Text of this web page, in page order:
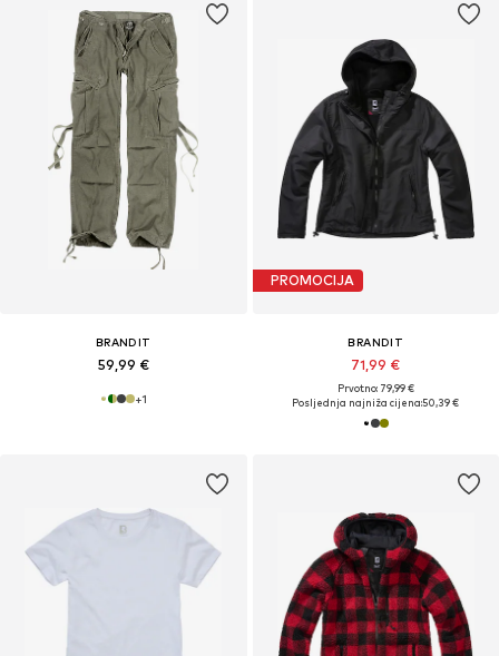
BRANDIT
59,99 €
+1
PROMOCIJA
BRANDIT
71,99 €
Prvotno: 79,99 €
Posljednja najniža cijena:50,39 €